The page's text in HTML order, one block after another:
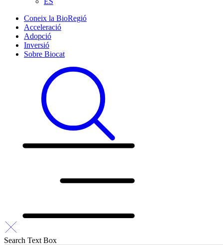
Coneix la BioRegió
Acceleració
Adopció
Inversió
Sobre Biocat
Search Text Box